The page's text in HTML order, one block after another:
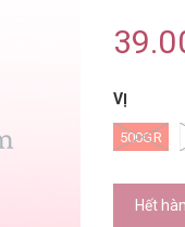
VỊ
500GR
Hết